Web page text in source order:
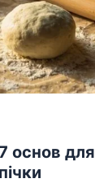
основ для